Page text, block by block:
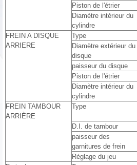
Piston de l'étrier
Diamètre intérieur du
cylindre
FREIN A DISQUE
ARRIERE
Type
Diamètre extérieur du
disque
paisseur du disque
Piston de l'étrier
Diamètre intérieur du
cylindre
FREIN TAMBOUR
ARRIÈRE
Type
D.I. de tambour
paisseur des
garnitures de frein
Réglage du jeu